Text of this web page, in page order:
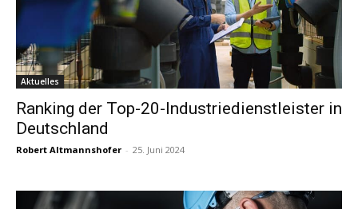
Aktuelles
Ranking der Top-20-Industriedienstleister in
Deutschland
Robert Altmannshofer - 25. Juni 2024